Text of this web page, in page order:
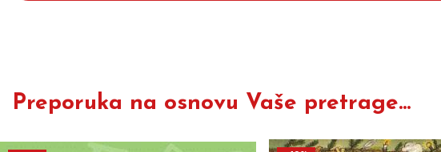
Preporuka na osnovu Vaše pretrage...